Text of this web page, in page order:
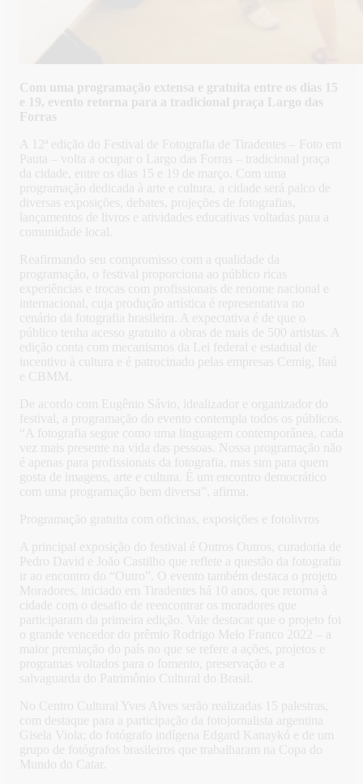
Com uma programação extensa e gratuita entre os dias 15
e 19, evento retorna para a tradicional praça Largo das
Forras
A 12ª edição do Festival de Fotografia de Tiradentes – Foto em
Pauta – volta a ocupar o Largo das Forras – tradicional praça
da cidade, entre os dias 15 e 19 de março. Com uma
programação dedicada à arte e cultura, a cidade será palco de
diversas exposições, debates, projeções de fotografias,
lançamentos de livros e atividades educativas voltadas para a
comunidade local.
Reafirmando seu compromisso com a qualidade da
programação, o festival proporciona ao público ricas
experiências e trocas com profissionais de renome nacional e
internacional, cuja produção artística é representativa no
cenário da fotografia brasileira. A expectativa é de que o
público tenha acesso gratuito a obras de mais de 500 artistas. A
edição conta com mecanismos da Lei federal e estadual de
incentivo à cultura e é patrocinado pelas empresas Cemig, Itaú
e CBMM.
De acordo com Eugênio Sávio, idealizador e organizador do
festival, a programação do evento contempla todos os públicos.
“A fotografia segue como uma linguagem contemporânea, cada
vez mais presente na vida das pessoas. Nossa programação não
é apenas para profissionais da fotografia, mas sim para quem
gosta de imagens, arte e cultura. É um encontro democrático
com uma programação bem diversa”, afirma.
Programação gratuita com oficinas, exposições e fotolivros
A principal exposição do festival é Outros Outros, curadoria de
Pedro David e João Castilho que reflete a questão da fotografia
ir ao encontro do “Outro”. O evento também destaca o projeto
Moradores, iniciado em Tiradentes há 10 anos, que retorna à
cidade com o desafio de reencontrar os moradores que
participaram da primeira edição. Vale destacar que o projeto foi
o grande vencedor do prêmio Rodrigo Melo Franco 2022 – a
maior premiação do país no que se refere a ações, projetos e
programas voltados para o fomento, preservação e a
salvaguarda do Patrimônio Cultural do Brasil.
No Centro Cultural Yves Alves serão realizadas 15 palestras,
com destaque para a participação da fotojornalista argentina
Gisela Viola; do fotógrafo indígena Edgard Kanaykó e de um
grupo de fotógrafos brasileiros que trabalharam na Copa do
Mundo do Catar.